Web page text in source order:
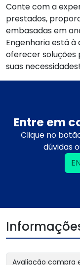
Conte com a
prestados,
embasadas em
Engenharia está
oferecer soluções
suas necessidades!
Entre em
Clique no
dúvidas
Avaliação compra